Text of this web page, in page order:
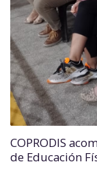
COPRODIS
de Educación